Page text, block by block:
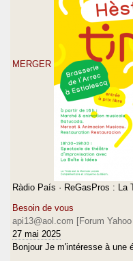
MERGER
Ràdio País · ReGasPros :
Besoin de vous
api13@aol.com [Forum
27 mai 2025
Bonjour Je m'intéresse à une